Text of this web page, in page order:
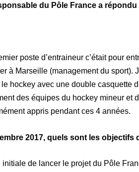
du Pôle France a
poste d’entraineur c’était pour
à Marseille (management du sport).
hockey avec une double casquette
des équipes du hockey mineur et
appris pendant ces 4 années.
2017, quels sont les objectifs
de lancer le projet du Pôle